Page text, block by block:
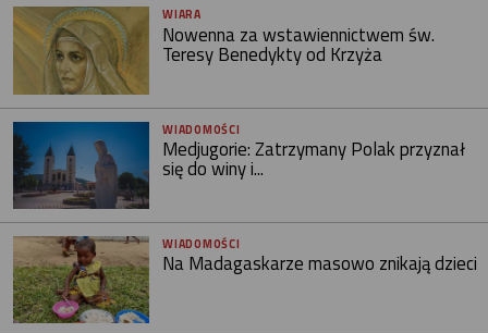
WIARA
Nowenna za wstawiennictwem św.
Teresy Benedykty od Krzyża
WIADOMOŚCI
Medjugorie: Zatrzymany Polak przyznał
się do winy i...
WIADOMOŚCI
Na Madagaskarze masowo znikają dzieci